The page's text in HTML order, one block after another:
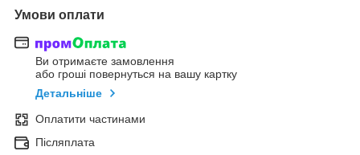
Умови оплати
Ви отримаєте замовлення
або гроші повернуться на вашу картку
Детальніше
Оплатити частинами
Післяплата